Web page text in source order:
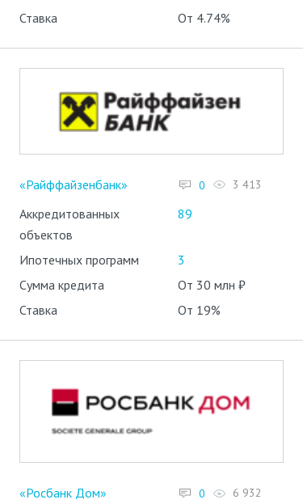
Ставка
От 4.74%
«Райффайзенбанк» 0 3 413
Аккредитованных
объектов
89
Ипотечных программ
3
Сумма кредита
От 30 млн ₽
Ставка
От 19%
«Росбанк Дом» 0 6 932